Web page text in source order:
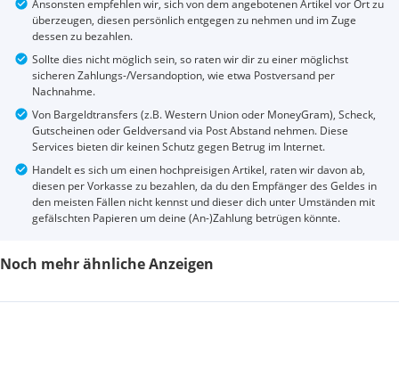
Ansonsten empfehlen wir, sich von dem angebotenen Artikel vor Ort zu
überzeugen, diesen persönlich entgegen zu nehmen und im Zuge
dessen zu bezahlen.
Sollte dies nicht möglich sein, so raten wir dir zu einer möglichst
sicheren Zahlungs-/Versandoption, wie etwa Postversand per
Nachnahme.
Von Bargeldtransfers (z.B. Western Union oder MoneyGram), Scheck,
Gutscheinen oder Geldversand via Post Abstand nehmen. Diese
Services bieten dir keinen Schutz gegen Betrug im Internet.
Handelt es sich um einen hochpreisigen Artikel, raten wir davon ab,
diesen per Vorkasse zu bezahlen, da du den Empfänger des Geldes in
den meisten Fällen nicht kennst und dieser dich unter Umständen mit
gefälschten Papieren um deine (An-)Zahlung betrügen könnte.
Noch mehr ähnliche Anzeigen